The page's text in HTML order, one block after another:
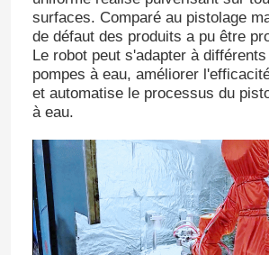
surfaces. Comparé au pistolage
de défaut des produits a pu être
Le robot peut s'adapter à
pompes à eau, améliorer
et automatise le processus du
à eau.